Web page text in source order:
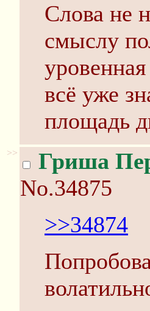
Слова не
смыслу
всё уже
площадь
>> Гриша
No.34875
>>34874